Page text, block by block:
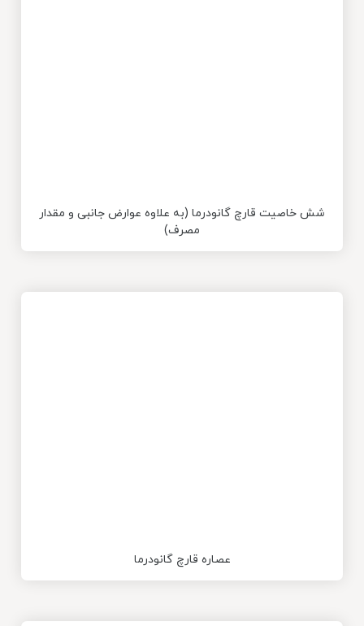
شش خاصیت قارچ گانودرما (به علاوه عوارض جانبی و مقدار
مصرف)
عصاره قارچ گانودرما